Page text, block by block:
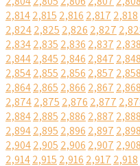
2,8142,815 2,816 2,817 2,818
2,8242,825 2,826 2,827
2,8342,835 2,836 2,837 2,838
2,8442,845 2,846 2,847 2,848
2,8542,855 2,856 2,857 2,858
2,8642,865 2,866 2,867 2,868
2,8742,875 2,876 2,877
2,8842,885 2,886 2,887 2,888
2,8942,895 2,896 2,897 2,898
2,9042,905 2,906 2,907 2,908
2,9142,915 2,916 2,917 2,918